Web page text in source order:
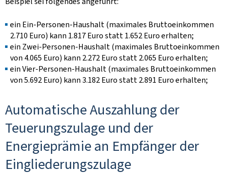
ein Ein-Personen-Haushalt (maximales Bruttoeinkommen
2.710 Euro) kann 1.817 Euro statt 1.652 Euro erhalten;
ein Zwei-Personen-Haushalt (maximales Bruttoeinkommen
von 4.065 Euro) kann 2.272 Euro statt 2.065 Euro erhalten;
ein Vier-Personen-Haushalt (maximales Bruttoeinkommen
von 5.692 Euro) kann 3.182 Euro statt 2.891 Euro erhalten;
Automatische Auszahlung der
Teuerungszulage und der
Energieprämie an Empfänger der
Eingliederungszulage